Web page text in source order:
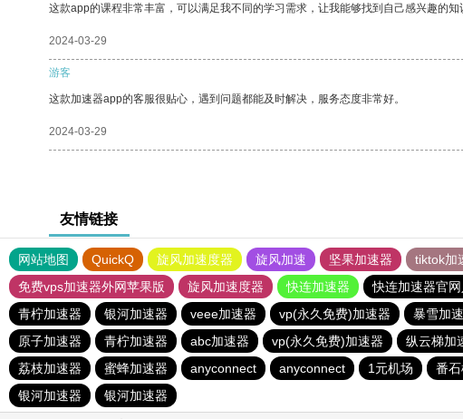
这款app的课程非常丰富，可以满足我不同的学习需求，让我能够找到自己感兴趣的知
2024-03-29
游客
这款加速器app的客服很贴心，遇到问题都能及时解决，服务态度非常好。
2024-03-29
友情链接
网站地图 QuickQ 旋风加速度器 旋风加速 坚果加速器 tiktok加
免费vps加速器外网苹果版
旋风加速度器 快连加速器 快连加速器官网
青柠加速器
银河加速器 veee加速器 vp(永久免费)加速器 暴雪加
原子加速器
青柠加速器 abc加速器 vp(永久免费)加速器 纵云梯加
荔枝加速器
蜜蜂加速器 anyconnect anyconnect 1元机场 番
银河加速器
银河加速器